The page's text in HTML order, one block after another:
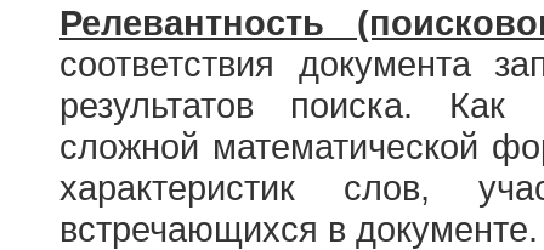
Релевантность
соответствия документа
результатов поиска.
сложной математической
характеристик слов,
встречающихся в документе.